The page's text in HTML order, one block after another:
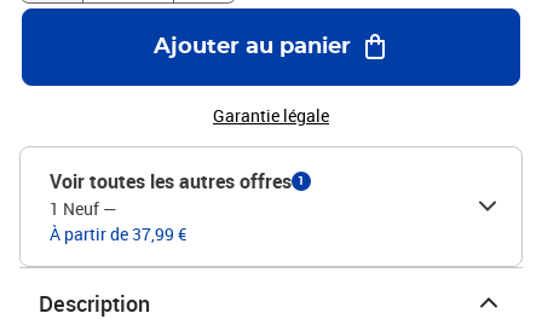
Ajouter au panier
Garantie légale
Voir toutes les autres offres 1
1 Neuf —
À partir de 37,99 €
Description